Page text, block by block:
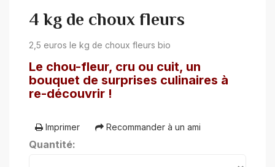
4 kg de choux fleurs
2,5 euros le kg de choux fleurs bio
Le chou-fleur, cru ou cuit, un
bouquet de surprises culinaires à
re-découvrir !
Imprimer Recommander à un ami
Quantité: